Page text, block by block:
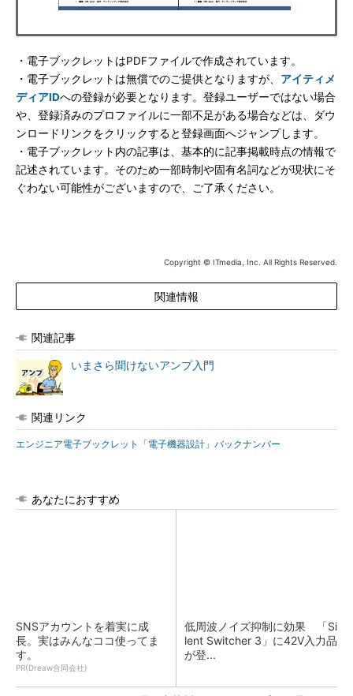
・電子ブックレットはPDFファイルで作成されています。
・電子ブックレットは無償でのご提供となりますが、 アイティメ
ディアIDへの登録が必要となります。登録ユーザーではない場合
や、登録済みのプロファイルに一部不足がある場合などは、ダウ
ンロードリンクをクリックすると登録画面へジャンプします。
・電子ブックレット内の記事は、基本的に記事掲載時点の情報で
記述されています。そのため一部時制や固有名詞などが現状にそ
ぐわない可能性がございますので、ご了承ください。
Copyright © ITmedia, Inc. All Rights Reserved.
関連情報
関連記事
いまさら聞けないアンプ入門
関連リンク
エンジニア電子ブックレット「電子機器設計」バックナンバー
あなたにおすすめ
SNSアカウントを着実に成
長。実はみんなココ使ってま
す。
PR(Dreaw合同会社)
低周波ノイズ抑制に効果 「Si
lent Switcher 3」に42V入力品
が登...